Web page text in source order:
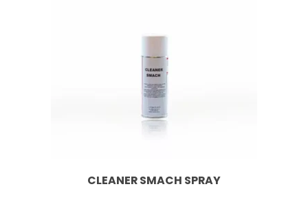
CLEANER SMACH SPRAY